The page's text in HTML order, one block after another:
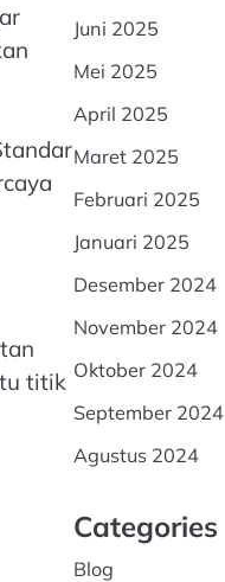
titik
Juni 2025
Mei 2025
April 2025
Maret 2025
Februari 2025
Januari 2025
Desember 2024
November 2024
Oktober 2024
September 2024
Agustus 2024
Categories
Blog